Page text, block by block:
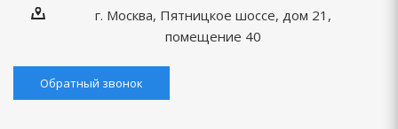
г. Москва, Пятницкое шоссе, дом 21,
помещение 40
Обратный звонок